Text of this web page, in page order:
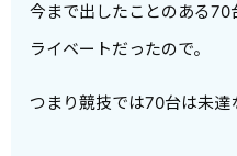
今まで出したことのある
ライベートだったので。
つまり競技では70台は未達